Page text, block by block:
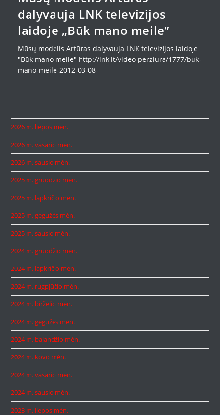
dalyvauja LNK televizijos
laidoje „Būk mano meile”
Mūsų modelis Artūras dalyvauja LNK televizijos laidoje
"Būk mano meile" http://lnk.lt/video-perziura/1777/buk-
mano-meile-2012-03-08
2026 m. liepos mėn.
2026 m. vasario mėn.
2026 m. sausio mėn.
2025 m. gruodžio mėn.
2025 m. lapkričio mėn.
2025 m. gegužės mėn.
2025 m. sausio mėn.
2024 m. gruodžio mėn.
2024 m. lapkričio mėn.
2024 m. rugpjūčio mėn.
2024 m. birželio mėn.
2024 m. gegužės mėn.
2024 m. balandžio mėn.
2024 m. kovo mėn.
2024 m. vasario mėn.
2024 m. sausio mėn.
2023 m. liepos mėn.